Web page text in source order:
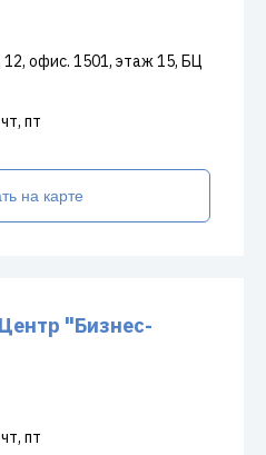
офис. 1501, этаж 15, БЦ
пт
на карте
"Бизнес-
пт